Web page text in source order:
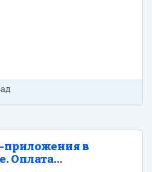
приложения в
Оплата